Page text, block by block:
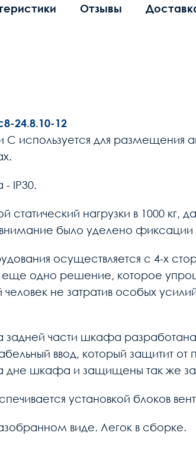
Отзывы
24.8.10-12
используется для размещения
IP30.
статический нагрузки в 1000
было уделено
осуществляется с 4-х
одно решение, которое
человек не затратив особых
задней части шкафа
ввод, который защитит
дне шкафа и защищены так же
установкой блоков
виде. Легок в сборке.